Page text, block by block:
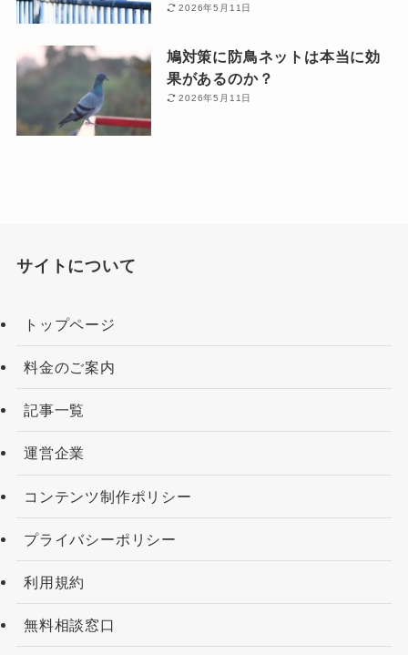
2026年5月11日
鳩対策に防鳥ネットは本当に効
果があるのか？
2026年5月11日
サイトについて
トップページ
料金のご案内
記事一覧
運営企業
コンテンツ制作ポリシー
プライバシーポリシー
利用規約
無料相談窓口